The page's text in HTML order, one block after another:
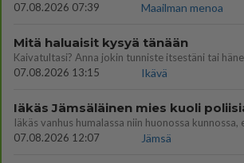
07.08.2026 07:39
Maailman menoa
Mitä haluaisit kysyä tänään
Kaivatultasi? Anna jokin tunniste itsestäni tai
07.08.2026 13:15
Ikävä
07.08.2026 12:07
Jämsä